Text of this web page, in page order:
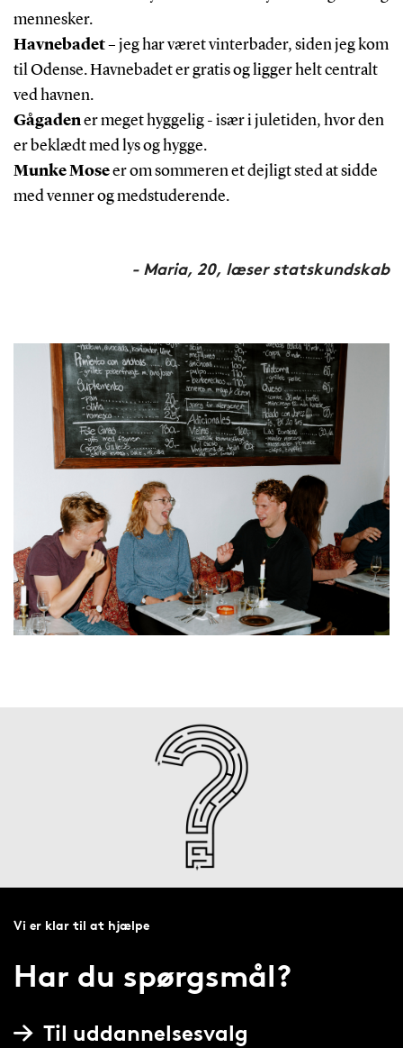
mennesker.
Havnebadet– jeg har været vinterbader, siden jeg kom
til Odense. Havnebadet er gratis og ligger helt centralt
ved havnen.
Gågadener meget hyggelig - især i juletiden, hvor den
er beklædt med lys og hygge.
Munke Moseer om sommeren et dejligt sted at sidde
med venner og medstuderende.
- Maria, 20, læser statskundskab
Vi er klar til at hjælpe
Har du spørgsmål?
Til uddannelsesvalg